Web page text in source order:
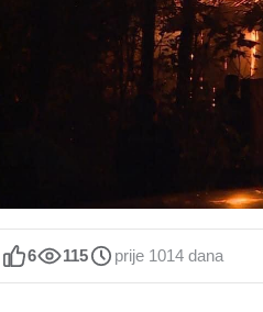
e
t
6 115 prije 1014 dana